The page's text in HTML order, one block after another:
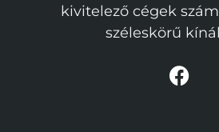
kivitelező cégek
széleskörű